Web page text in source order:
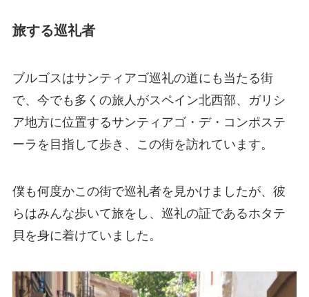
旅する巡礼者
ブルゴスはサンティアゴ巡礼の道にも当たる街
で、今でも多くの旅人がスペイン北西部、ガリシ
ア地方に位置するサンティアゴ・デ・コンポステ
ーラを目指して歩き、この街を訪れています。
僕も何度かこの街で巡礼者を見かけましたが、彼
らはみんな歩いて旅をし、巡礼の証であるホタテ
貝を身に着けていました。